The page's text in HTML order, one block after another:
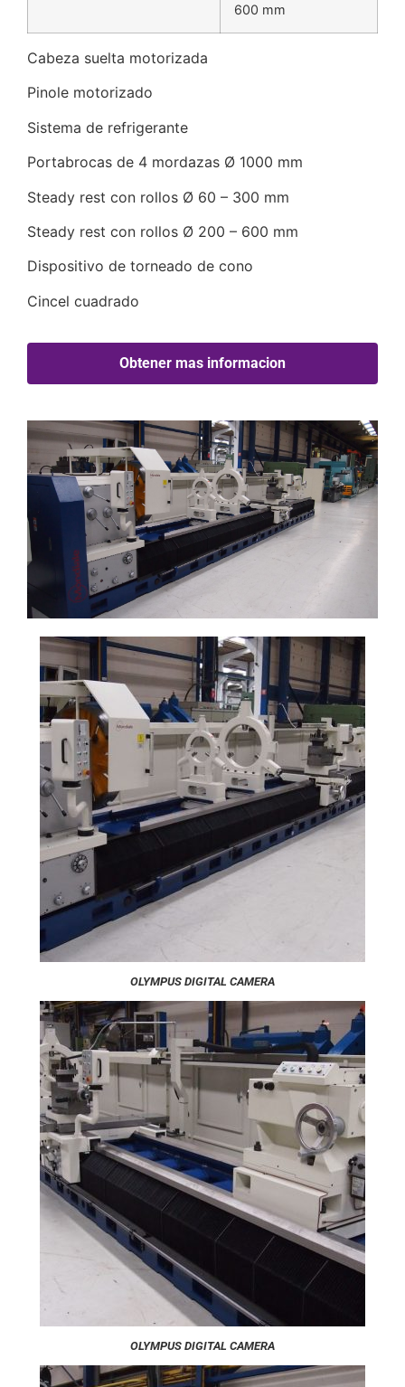
OLYMPUS DIGITAL CAMERA
OLYMPUS DIGITAL CAMERA
600 mm
Cabeza suelta motorizada
Pinole motorizado
Sistema de refrigerante
Portabrocas de 4 mordazas Ø 1000 mm
Steady rest con rollos Ø 60 – 300 mm
Steady rest con rollos Ø 200 – 600 mm
Dispositivo de torneado de cono
Cincel cuadrado
Obtener mas informacion